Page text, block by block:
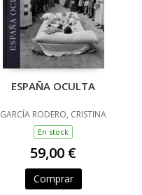
ESPAÑA OCULTA
GARCÍA RODERO, CRISTINA
En stock
59,00 €
Comprar